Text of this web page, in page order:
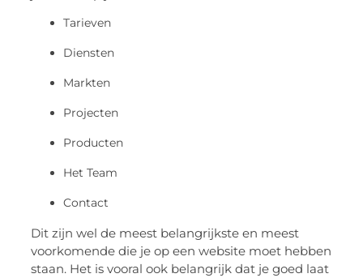
Tarieven
Diensten
Markten
Projecten
Producten
Het Team
Contact
Dit zijn wel de meest belangrijkste en meest
voorkomende die je op een website moet hebben
staan. Het is vooral ook belangrijk dat je goed laat